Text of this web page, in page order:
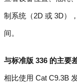
制系统（2D 或 3D）
间。
与标准版 336 的主要
相比使用 Cat C9.3B